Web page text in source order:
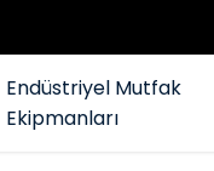
Endüstriyel Mutfak
Ekipmanları